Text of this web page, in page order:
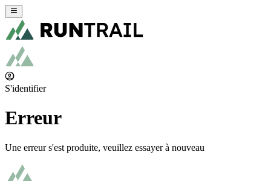
S'identifier
Erreur
Une erreur s'est produite, veuillez essayer à nouveau